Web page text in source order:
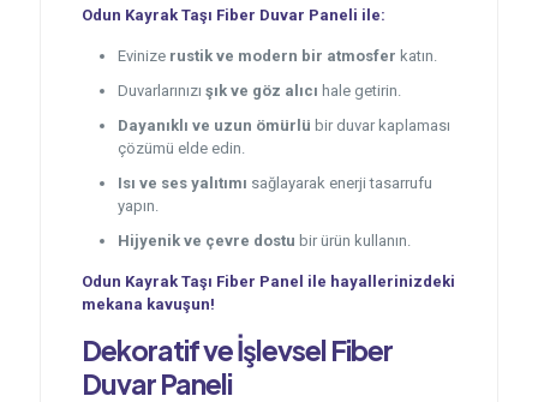
Odun Kayrak Taşı Fiber Duvar Paneli ile:
Evinize rustik ve modern bir atmosfer katın.
Duvarlarınızı şık ve göz alıcı hale getirin.
Dayanıklı ve uzun ömürlü bir duvar kaplaması
çözümü elde edin.
Isı ve ses yalıtımı sağlayarak enerji tasarrufu
yapın.
Hijyenik ve çevre dostu bir ürün kullanın.
Odun Kayrak Taşı Fiber Panel ile hayallerinizdeki
mekana kavuşun!
Dekoratif ve İşlevselFiber
Duvar Paneli